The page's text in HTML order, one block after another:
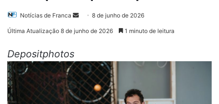
Notícias de Franca
Mande8 de junho de 2026
Última Atualização 8 de junho de 2026 1 minuto de leitura
Depositphotos